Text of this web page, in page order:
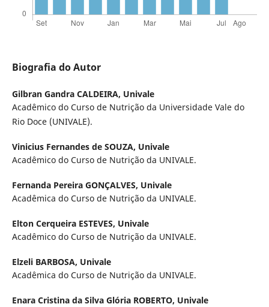
Biografia do Autor
Gilbran Gandra CALDEIRA, Univale
Acadêmico do Curso de Nutrição da Universidade Vale do
Rio Doce (UNIVALE).
Vinicius Fernandes de SOUZA, Univale
Acadêmico do Curso de Nutrição da UNIVALE.
Fernanda Pereira GONÇALVES, Univale
Acadêmica do Curso de Nutrição da UNIVALE.
Elton Cerqueira ESTEVES, Univale
Acadêmico do Curso de Nutrição da UNIVALE.
Elzeli BARBOSA, Univale
Acadêmica do Curso de Nutrição da UNIVALE.
Enara Cristina da Silva Glória ROBERTO, Univale